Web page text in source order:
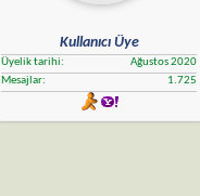
Kullanıcı Üye
Üyelik tarihi
Ağustos 2020
Mesajlar
1.725